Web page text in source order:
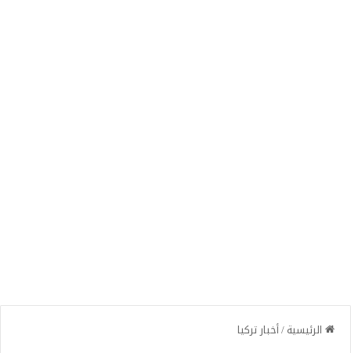
الرئيسية/أخبار تركيا